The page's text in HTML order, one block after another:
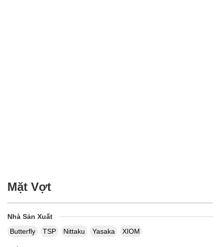
Mặt Vợt
Nhà Sản Xuất
Butterfly
TSP Nittaku Yasaka XIOM